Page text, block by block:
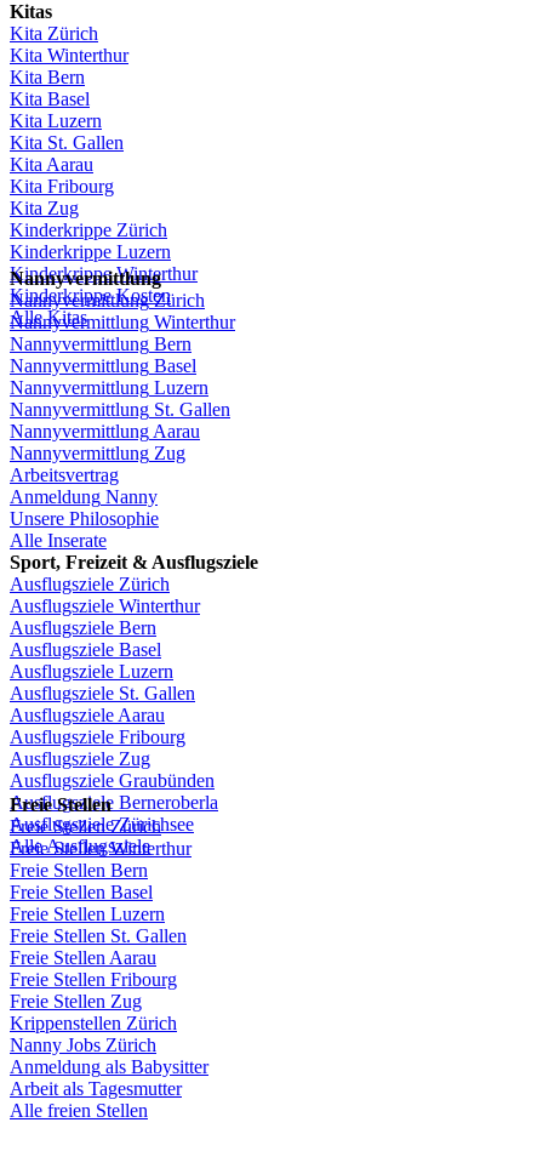
Kitas
Kita Zürich
Kita Winterthur
Kita Bern
Kita Basel
Kita Luzern
Kita St. Gallen
Kita Aarau
Kita Fribourg
Kita Zug
Kinderkrippe Zürich
Kinderkrippe Luzern
KinderkrippeWinterthur
Kinderkrippe Kosten
Alle Kitas
Nannyvermittlung
Nannyvermittlung Zürich
Nannyvermittlung Winterthur
Nannyvermittlung Bern
Nannyvermittlung Basel
Nannyvermittlung Luzern
Nannyvermittlung St. Gallen
Nannyvermittlung Aarau
Nannyvermittlung Zug
Arbeitsvertrag
Anmeldung Nanny
Unsere Philosophie
Alle Inserate
Sport, Freizeit & Ausflugsziele
Ausflugsziele Zürich
Ausflugsziele Winterthur
Ausflugsziele Bern
Ausflugsziele Basel
Ausflugsziele Luzern
Ausflugsziele St. Gallen
Ausflugsziele Aarau
Ausflugsziele Fribourg
Ausflugsziele Zug
Ausflugsziele Graubünden
Ausflugsziele Berneroberla
Ausflugsziele Zürichsee
Alle Ausflugsziele
Freie Stellen
Freie Stellen Zürich
Freie StellenWinterthur
Freie Stellen Bern
Freie Stellen Basel
Freie Stellen Luzern
Freie Stellen St. Gallen
Freie Stellen Aarau
Freie Stellen Fribourg
Freie Stellen Zug
Krippenstellen Zürich
Nanny Jobs Zürich
Anmeldung als Babysitter
Arbeit als Tagesmutter
Alle freien Stellen